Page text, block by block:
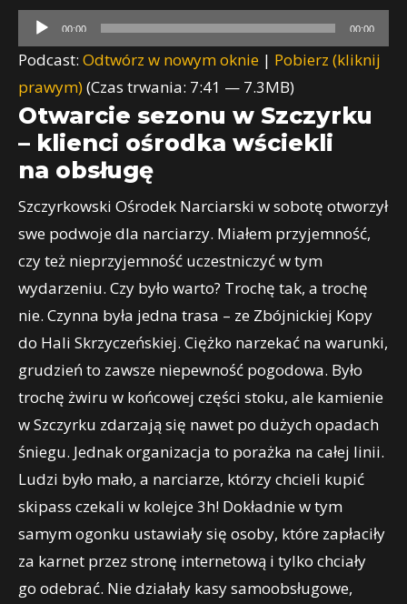
Odtwarzacz
plików
dźwiękowych
00:00 00:00
Podcast: Odtwórz w nowym oknie | Pobierz (kliknij
prawym)(Czas trwania: 7:41 — 7.3MB)
Otwarcie sezonu w Szczyrku
– klienci ośrodka wściekli
na obsługę
Szczyrkowski Ośrodek Narciarski w sobotę otworzył
swe podwoje dla narciarzy. Miałem przyjemność,
czy też nieprzyjemność uczestniczyć w tym
wydarzeniu. Czy było warto? Trochę tak, a trochę
nie. Czynna była jedna trasa – ze Zbójnickiej Kopy
do Hali Skrzyczeńskiej. Ciężko narzekać na warunki,
grudzień to zawsze niepewność pogodowa. Było
trochę żwiru w końcowej części stoku, ale kamienie
w Szczyrku zdarzają się nawet po dużych opadach
śniegu. Jednak organizacja to porażka na całej linii.
Ludzi było mało, a narciarze, którzy chcieli kupić
skipass czekali w kolejce 3h! Dokładnie w tym
samym ogonku ustawiały się osoby, które zapłaciły
za karnet przez stronę internetową i tylko chciały
go odebrać. Nie działały kasy samoobsługowe,